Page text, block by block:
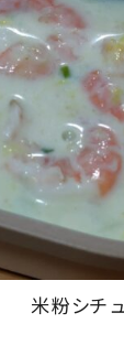
米粉シチ